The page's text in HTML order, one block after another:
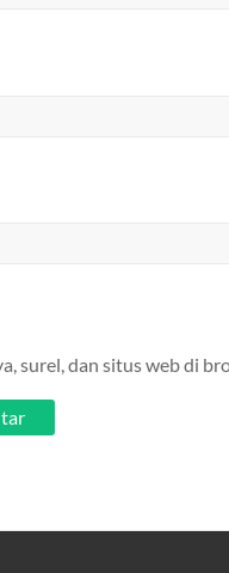
surel, dan situs web di